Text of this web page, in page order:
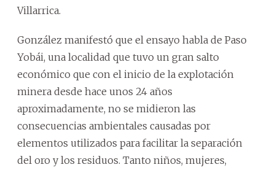
Villarrica.
González manifestó que el ensayo habla de Paso
Yobái, una localidad que tuvo un gran salto
económico que con el inicio de la explotación
minera desde hace unos 24 años
aproximadamente, no se midieron las
consecuencias ambientales causadas por
elementos utilizados para facilitar la separación
del oro y los residuos. Tanto niños, mujeres,